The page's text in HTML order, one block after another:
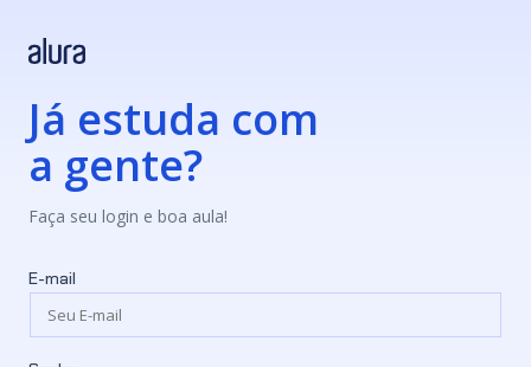
Já estuda com
a gente?
Faça seu login e boa aula!
E-mail